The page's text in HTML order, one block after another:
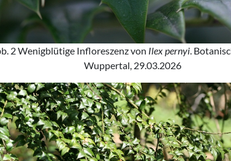
2 Wenigblütige Infloreszenz von Ilex pernyi.
Wuppertal, 29.03.2026